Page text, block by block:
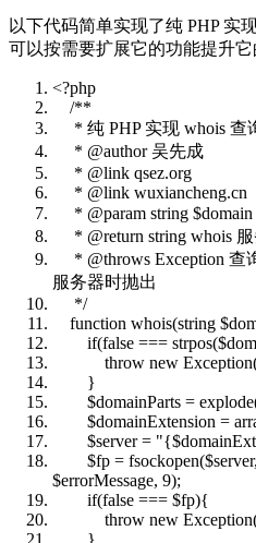
以下代码简单实现了纯 PHP 实
可以按需要扩展它的功能提升它
<?php
/**
* 纯 PHP 实现 whois 查
* @author 吴先成
* @link qsez.org
* @link wuxiancheng.cn
* @param string
* @return string whois
* @throws Exception 查
服务器时抛出
*/
function whois(string
if(false ===
throw new
}
$domainParts =
$domainExtension =
$server =
$fp = fsockopen($server,
$errorMessage, 9);
if(false === $fp){
throw new